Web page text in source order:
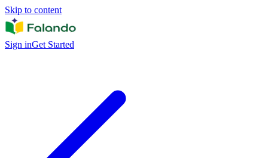
Skip to content
Sign inGet Started